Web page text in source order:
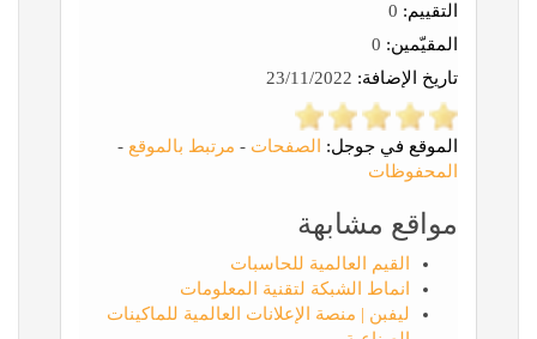
التقييم:
المقيّمين:
تاريخ الإضافة:
الموقع في جوجل: الصفحات - مرتبط بالموقع -
المحفوظات
مواقع مشابهة
القيم العالمية للحاسبات
انماط الشبكة لتقنية المعلومات
ليفبن | منصة الإعلانات العالمية للماكينات